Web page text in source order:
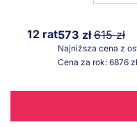
12 rat573 zł615 zł
Najniższa cena z
Cena za rok: 6876